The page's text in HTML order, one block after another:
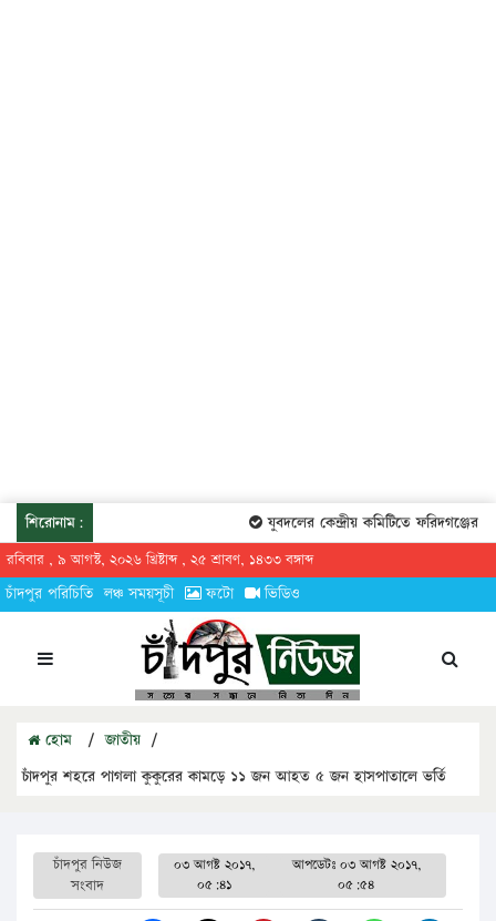
শিরোনাম: যুবদলের কেন্দ্রীয় কমিটিতে ফরিদগঞ্জের
রবিবার , ৯ আগস্ট, ২০২৬ খ্রিষ্টাব্দ , ২৫ শ্রাবণ, ১৪৩৩ বঙ্গাব্দ
চাঁদপুর পরিচিতি লঞ্চ সময়সূচী ফটো ভিডিও
হোম / জাতীয় /
চাঁদপুর শহরে পাগলা কুকুরের কামড়ে ১১ জন আহত ৫ জন হাসপাতালে ভর্তি
চাঁদপুর নিউজ
সংবাদ
০৩ আগষ্ট ২০১৭,
০৫:৪১
আপডেটঃ ০৩ আগষ্ট ২০১৭,
০৫:৫৪